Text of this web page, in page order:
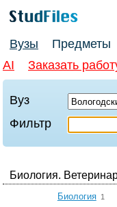
Вузы Предметы
AI
Заказать
Вуз
Фильтр
Биология.
Биология 1